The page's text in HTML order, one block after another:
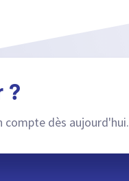
?
compte dès aujourd'hui.